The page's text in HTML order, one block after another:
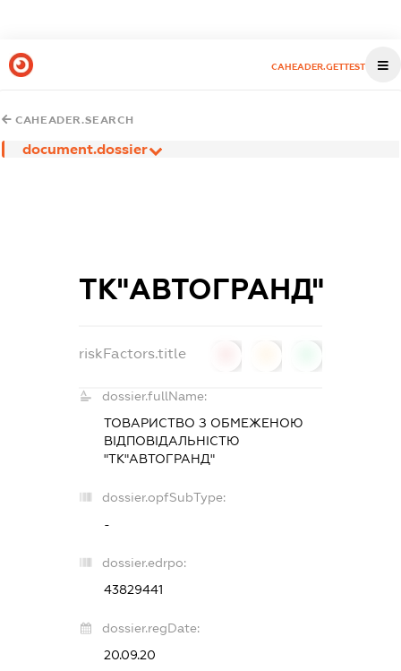
CAHEADER.GETTEST
CAHEADER.SEARCH
document.dossier
ТК"АВТОГРАНД"
riskFactors.title
dossier.fullName:
ТОВАРИСТВО З ОБМЕЖЕНОЮ
ВІДПОВІДАЛЬНІСТЮ
"ТК"АВТОГРАНД"
dossier.opfSubType:
-
dossier.edrpo:
43829441
dossier.regDate:
20.09.20